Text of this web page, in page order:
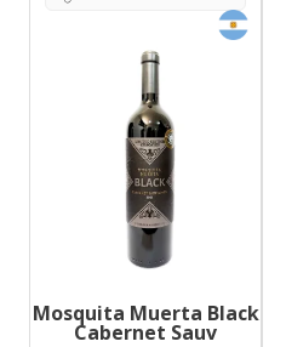
Mosquita Muerta Black
Cabernet Sauv